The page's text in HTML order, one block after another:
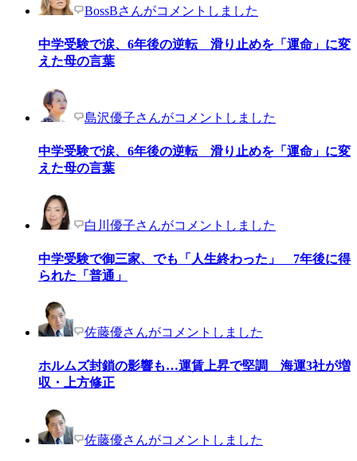
BossBさんがコメントしました
中学受験で涙、6年後の逆転 滑り止めを「運命」に変
えた母の言葉
島沢優子さんがコメントしました
中学受験で涙、6年後の逆転 滑り止めを「運命」に変
えた母の言葉
白川優子さんがコメントしました
中学受験で御三家、でも「人生終わった」 7年後に得
られた「普通」
佐藤優さんがコメントしました
ホルムズ封鎖の影響も…運賃上昇で堅調 海運3社が増
収・上方修正
佐藤優さんがコメントしました